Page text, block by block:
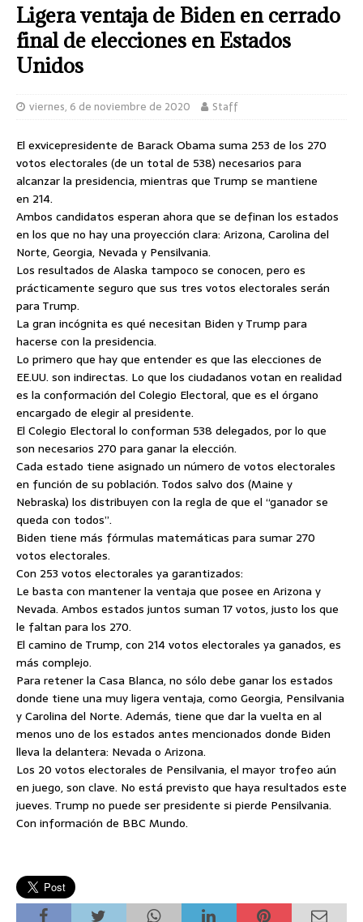
Ligera ventaja de Biden en cerrado
final de elecciones en Estados
Unidos
viernes, 6 de noviembre de 2020 Staff
El exvicepresidente de Barack Obama suma 253 de los 270
votos electorales (de un total de 538) necesarios para
alcanzar la presidencia, mientras que Trump se mantiene
en 214.
Ambos candidatos esperan ahora que se definan los estados
en los que no hay una proyección clara: Arizona, Carolina del
Norte, Georgia, Nevada y Pensilvania.
Los resultados de Alaska tampoco se conocen, pero es
prácticamente seguro que sus tres votos electorales serán
para Trump.
La gran incógnita es qué necesitan Biden y Trump para
hacerse con la presidencia.
Lo primero que hay que entender es que las elecciones de
EE.UU. son indirectas. Lo que los ciudadanos votan en realidad
es la conformación del Colegio Electoral, que es el órgano
encargado de elegir al presidente.
El Colegio Electoral lo conforman 538 delegados, por lo que
son necesarios 270 para ganar la elección.
Cada estado tiene asignado un número de votos electorales
en función de su población. Todos salvo dos (Maine y
Nebraska) los distribuyen con la regla de que el “ganador se
queda con todos”.
Biden tiene más fórmulas matemáticas para sumar 270
votos electorales.
Con 253 votos electorales ya garantizados:
Le basta con mantener la ventaja que posee en Arizona y
Nevada. Ambos estados juntos suman 17 votos, justo los que
le faltan para los 270.
El camino de Trump, con 214 votos electorales ya ganados, es
más complejo.
Para retener la Casa Blanca, no sólo debe ganar los estados
donde tiene una muy ligera ventaja, como Georgia, Pensilvania
y Carolina del Norte. Además, tiene que dar la vuelta en al
menos uno de los estados antes mencionados donde Biden
lleva la delantera: Nevada o Arizona.
Los 20 votos electorales de Pensilvania, el mayor trofeo aún
en juego, son clave. No está previsto que haya resultados este
jueves. Trump no puede ser presidente si pierde Pensilvania.
Con información de BBC Mundo.